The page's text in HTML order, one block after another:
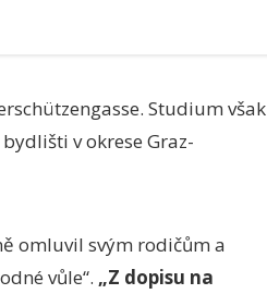
Studium však
v okrese Graz-
omluvil svým rodičům a
vůle“. „Z dopisu na